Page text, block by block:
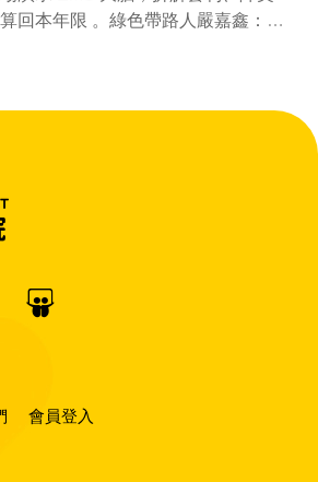
回本年限 。綠色帶路人嚴嘉鑫：
會員登入